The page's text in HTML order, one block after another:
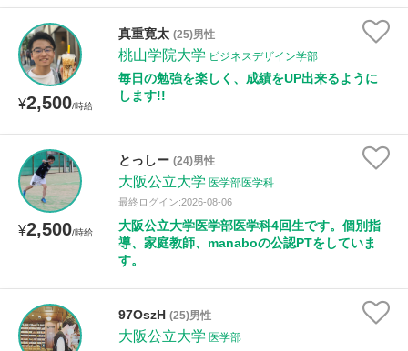
¥2,500/時給
真重寛太 (25)男性
桃山学院大学 ビジネスデザイン学部
毎日の勉強を楽しく、成績をUP出来るように
します!!
¥2,500/時給
とっしー (24)男性
大阪公立大学 医学部医学科
最終ログイン:2026-08-06
大阪公立大学医学部医学科4回生です。個別指
導、家庭教師、manaboの公認PTをしていま
す。
97OszH (25)男性
大阪公立大学 医学部